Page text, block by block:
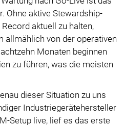
Ohne aktive Stewardship-
aktuell zu halten,
allmählich von der operativen
Monaten beginnen
zu führen, was die meisten
dieser Situation zu uns
Industriegerätehersteller
Setup live, lief es das erste